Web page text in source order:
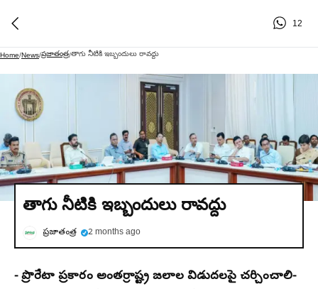
12
Home/News/ప్రజాతంత్ర/తాగు నీటికి ఇబ్బందులు రావద్దు
తాగు నీటికి ఇబ్బందులు రావద్దు
ప్రజాతంత్ర 2 months ago
- ప్రొరేటా ప్రకారం అంతర్రాష్ట్ర జలాల విడుదలపై చర్చించాలి-